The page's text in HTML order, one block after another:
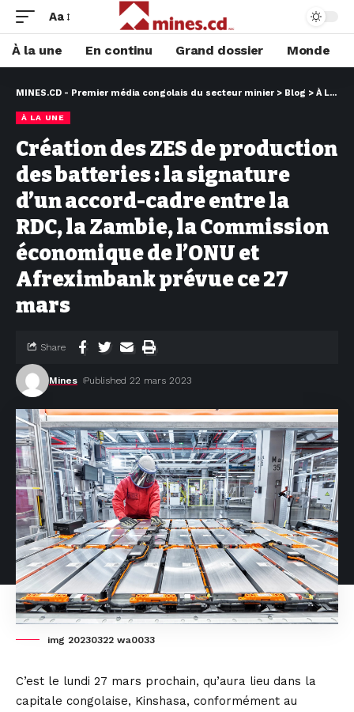
Aa
À la une En continu Grand dossier Monde
MINES.CD - Premier média congolais du secteur minier > Blog > À LA UNE
À LA UNE
Création des ZES de production
des batteries : la signature
d’un accord-cadre entre la
RDC, la Zambie, la Commission
économique de l’ONU et
Afreximbank prévue ce 27
mars
Mines Published 22 mars 2023
Share
img 20230322 wa0033
C’est le lundi 27 mars prochain, qu’aura lieu dans la
capitale congolaise, Kinshasa, conformément au